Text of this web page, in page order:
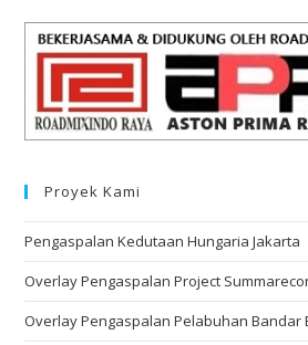
Proyek Kami
Pengaspalan Kedutaan Hungaria Jakarta
Overlay Pengaspalan Project
Overlay Pengaspalan Pelabuhan Bandar